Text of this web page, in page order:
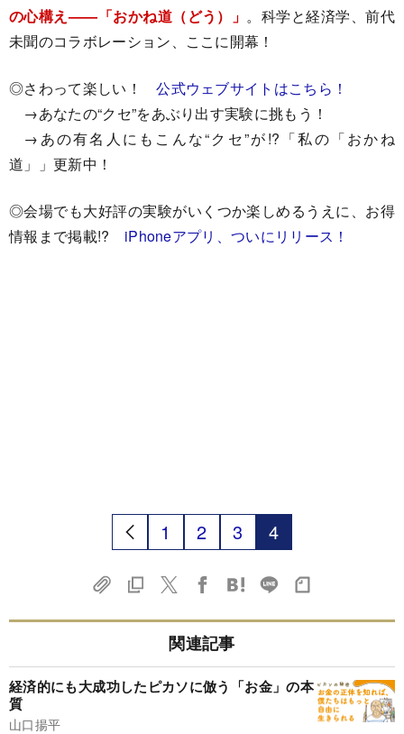
の心構え——「おかね道（どう）」 。科学と経済学、前代
未聞のコラボレーション、ここに開幕！
◎さわって楽しい！公式ウェブサイトはこちら！
→あなたの“クセ”をあぶり出す実験に挑もう！
→あの有名人にもこんな“クセ”が!?「私の「おかね
道」」更新中！
◎会場でも大好評の実験がいくつか楽しめるうえに、お得
情報まで掲載!? iPhoneアプリ、ついにリリース！
1 2 3 4
関連記事
経済的にも大成功したピカソに倣う「お金」の本
質
山口揚平